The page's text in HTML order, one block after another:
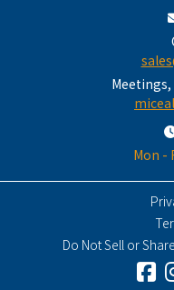
Mon -
Do Not Sell or